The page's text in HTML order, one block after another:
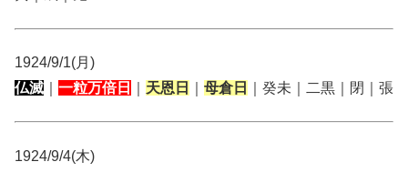
1924/9/1(月)
仏滅
一粒万倍日 天恩日 母倉日 ｜癸未｜二黒｜閉｜張
1924/9/4(木)